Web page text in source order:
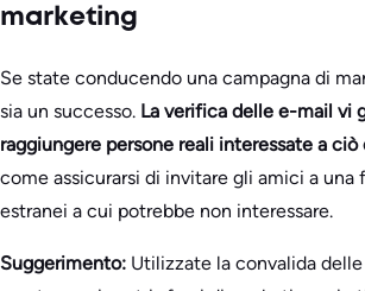
marketing
Se state conducendo una campagna di
sia un successo. La verifica delle e-mail vi
raggiungere persone reali interessate a ciò
come assicurarsi di invitare gli amici a una
estranei a cui potrebbe non interessare.
Suggerimento: Utilizzate la convalida